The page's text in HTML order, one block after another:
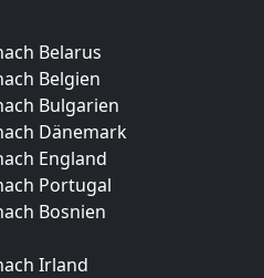
Belarus
Belgien
Bulgarien
Dänemark
England
Portugal
Bosnien
Irland